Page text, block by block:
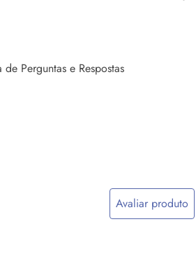
Perguntas e Respostas
Avaliar produto